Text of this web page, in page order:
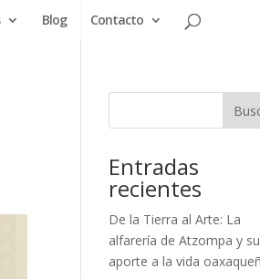
Blog Contacto
Entradas
recientes
De la Tierra al Arte: La
alfarería de Atzompa y su
aporte a la vida